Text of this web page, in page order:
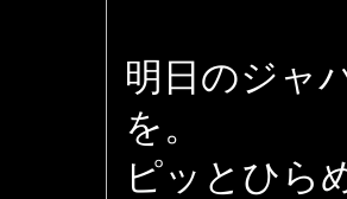
明日のジャ
を。
ピッとひら